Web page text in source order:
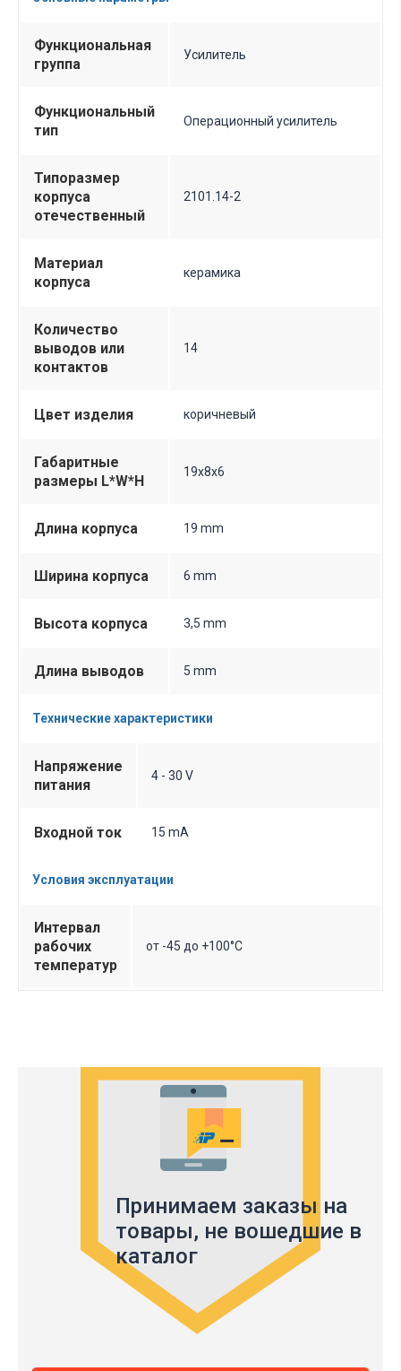
Функциональная
группа
Усилитель
Функциональный
тип
Операционный усилитель
Типоразмер
корпуса
отечественный
2101.14-2
Материал
корпуса
керамика
Количество
выводов или
контактов
14
Цвет изделия коричневый
Габаритные
размеры L*W*H
19х8х6
Длина корпуса 19 mm
Ширина корпуса 6 mm
Высота корпуса 3,5 mm
Длина выводов 5 mm
Технические характеристики
Напряжение
питания
4 - 30 V
Входной ток 15 mA
Условия эксплуатации
Интервал
рабочих
температур
от -45 до +100°C
Принимаем заказы на
товары, не вошедшие в
каталог